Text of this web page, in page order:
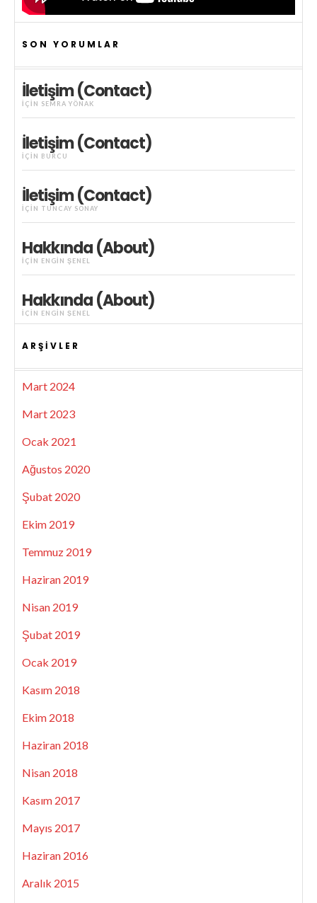
SON YORUMLAR
İletişim (Contact)
IÇIN SEMRA YÖNAK
İletişim (Contact)
IÇIN BURCU
İletişim (Contact)
IÇIN TUNCAY SONAY
Hakkında (About)
IÇIN ENGIN ŞENEL
Hakkında (About)
IÇIN ENGIN ŞENEL
ARŞIVLER
Mart 2024
Mart 2023
Ocak 2021
Ağustos 2020
Şubat 2020
Ekim 2019
Temmuz 2019
Haziran 2019
Nisan 2019
Şubat 2019
Ocak 2019
Kasım 2018
Ekim 2018
Haziran 2018
Nisan 2018
Kasım 2017
Mayıs 2017
Haziran 2016
Aralık 2015